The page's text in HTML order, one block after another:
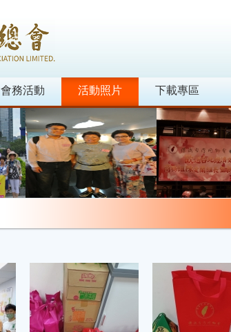
會務活動 活動照片 下載專區